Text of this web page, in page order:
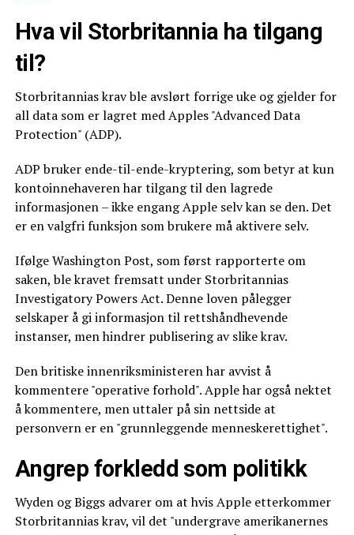
Hva vil Storbritannia ha tilgang
til?
Storbritannias krav ble avslørt forrige uke og gjelder for
all data som er lagret med Apples "Advanced Data
Protection" (ADP).
ADP bruker ende-til-ende-kryptering, som betyr at kun
kontoinnehaveren har tilgang til den lagrede
informasjonen – ikke engang Apple selv kan se den. Det
er en valgfri funksjon som brukere må aktivere selv.
Ifølge Washington Post, som først rapporterte om
saken, ble kravet fremsatt under Storbritannias
Investigatory Powers Act. Denne loven pålegger
selskaper å gi informasjon til rettshåndhevende
instanser, men hindrer publisering av slike krav.
Den britiske innenriksministeren har avvist å
kommentere "operative forhold". Apple har også nektet
å kommentere, men uttaler på sin nettside at
personvern er en "grunnleggende menneskerettighet".
Angrep forkledd som politikk
Wyden og Biggs advarer om at hvis Apple etterkommer
Storbritannias krav, vil det "undergrave amerikanernes